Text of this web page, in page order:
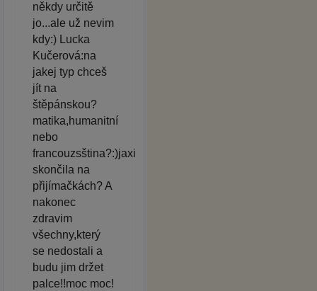
někdy určitě
jo...ale už nevim
kdy:) Lucka
Kučerová:na
jakej typ chceš
jít na
štěpánskou?
matika,humanitní
nebo
francouzsština?:)jaxi
skončila na
přijímačkách? A
nakonec
zdravim
všechny,který
se nedostali a
budu jim držet
palce!!moc moc!